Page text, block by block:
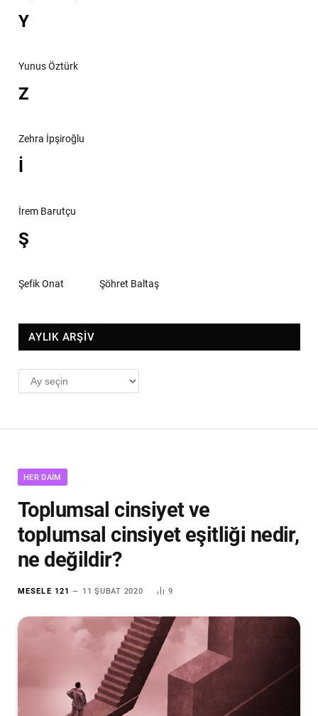
Y
Yunus Öztürk
Z
Zehra İpşiroğlu
İ
İrem Barutçu
Ş
Şefik Onat Şöhret Baltaş
AYLIK ARŞİV
AYLIK
ARŞİV
HER DAIM
Toplumsal cinsiyet ve
toplumsal cinsiyet eşitliği nedir,
ne değildir?
MESELE 121 11 ŞUBAT 2020 9